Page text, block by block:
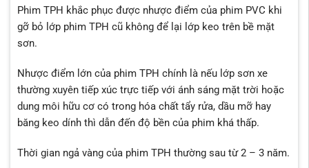
Phim TPH khắc phục được nhược điểm của phim PVC khi
gỡ bỏ lớp phim TPH cũ không để lại lớp keo trên bề mặt
sơn.
Nhược điểm lớn của phim TPH chính là nếu lớp sơn xe
thường xuyên tiếp xúc trực tiếp với ánh sáng mặt trời hoặc
dung môi hữu cơ có trong hóa chất tẩy rửa, dầu mỡ hay
băng keo dính thì dẫn đến độ bền của phim khá thấp.
Thời gian ngả vàng của phim TPH thường sau từ 2 – 3 năm.